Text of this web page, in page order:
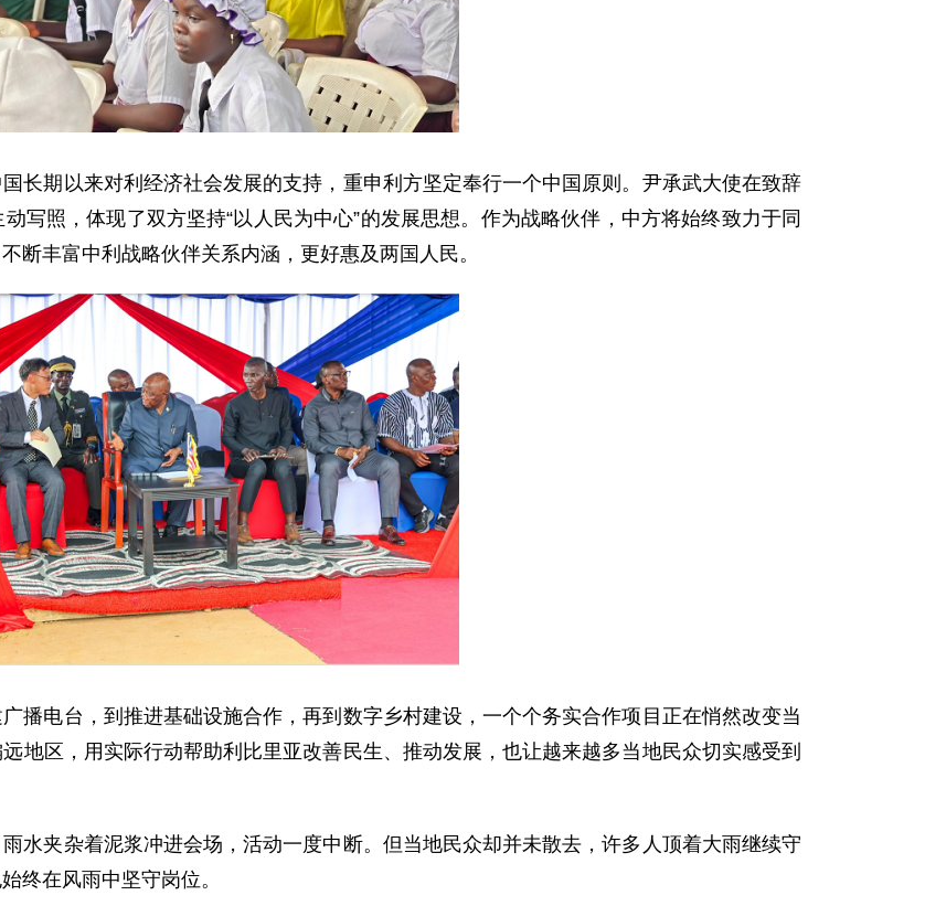
长期以来对利经济社会发展的支持，重申利方坚定奉行一个中国原则。尹承武大使在致辞
写照，体现了双方坚持“以人民为中心”的发展思想。作为战略伙伴，中方将始终致力于同
断丰富中利战略伙伴关系内涵，更好惠及两国人民。
播电台，到推进基础设施合作，再到数字乡村建设，一个个务实合作项目正在悄然改变当
地区，用实际行动帮助利比里亚改善民生、推动发展，也让越来越多当地民众切实感受到
水夹杂着泥浆冲进会场，活动一度中断。但当地民众却并未散去，许多人顶着大雨继续守
终在风雨中坚守岗位。